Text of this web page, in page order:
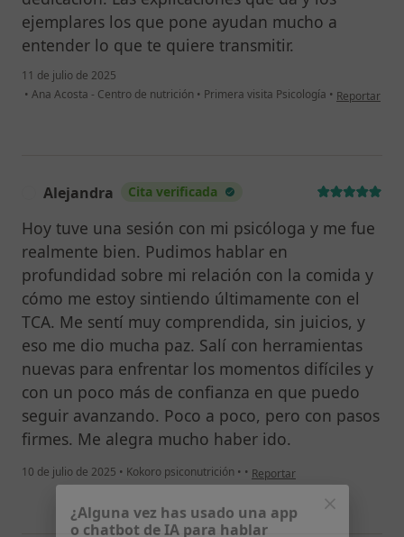
ejemplares los que pone ayudan mucho a
entender lo que te quiere transmitir.
11 de julio de 2025
• Ana Acosta - Centro de nutrición • Primera visita Psicología • en opinión
Reportar
Alejandra Cita verificada
Hoy tuve una sesión con mi psicóloga y me fue
realmente bien. Pudimos hablar en
profundidad sobre mi relación con la comida y
cómo me estoy sintiendo últimamente con el
TCA. Me sentí muy comprendida, sin juicios, y
eso me dio mucha paz. Salí con herramientas
nuevas para enfrentar los momentos difíciles y
con un poco más de confianza en que puedo
seguir avanzando. Poco a poco, pero con pasos
firmes. Me alegra mucho haber ido.
10 de julio de 2025 • Kokoro psiconutrición • • en opinión del usuario
Reportar